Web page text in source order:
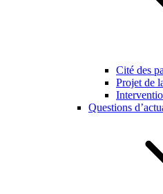
Cité des
Projet de
Questions